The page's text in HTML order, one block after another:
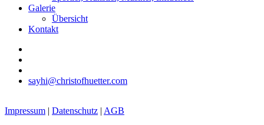
Galerie
Übersicht
Kontakt
sayhi@christofhuetter.com
Impressum | Datenschutz | AGB